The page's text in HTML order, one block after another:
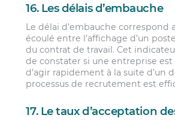
16. Les délais d’embauche
Le délai d’embauche correspond
écoulé entre l’affichage d’un
du contrat de travail. Cet
de constater si une entreprise est
d’agir rapidement à la suite d’un
processus de recrutement est
17. Le taux d’acceptation